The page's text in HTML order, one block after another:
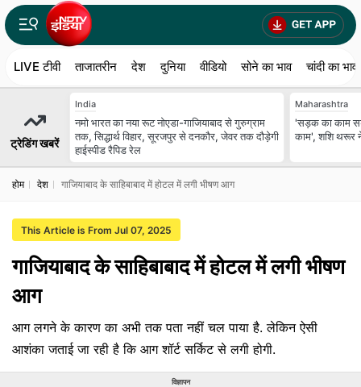
LIVE टीवी ताजातरीन देश दुनिया वीडियो सोने का भाव चांदी का भाव
ट्रेडिंग खबरें
India
नमो भारत का नया रूट नोएडा-गाजियाबाद से गुरुग्राम
तक, सिद्धार्थ विहार, सूरजपुर से दनकौर, जेवर तक दौड़ेगी
हाईस्पीड रैपिड रेल
Maharashtra
'सड़क का काम
काम', शशि थरूर ने
होम देश गाजियाबाद के साहिबाबाद में होटल में लगी भीषण आग
This Article is From Jul 07, 2025
गाजियाबाद के साहिबाबाद में होटल में लगी भीषण
आग
आग लगने के कारण का अभी तक पता नहीं चल पाया है. लेकिन ऐसी
आशंका जताई जा रही है कि आग शॉर्ट सर्किट से लगी होगी.
विज्ञापन